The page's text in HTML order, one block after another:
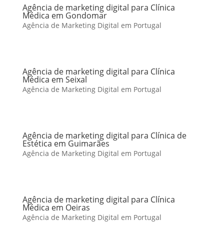
Agência de marketing digital para Clínica
Médica em Gondomar
Agência de Marketing Digital em Portugal
Agência de marketing digital para Clínica
Médica em Seixal
Agência de Marketing Digital em Portugal
Agência de marketing digital para Clínica de
Estética em Guimarães
Agência de Marketing Digital em Portugal
Agência de marketing digital para Clínica
Médica em Oeiras
Agência de Marketing Digital em Portugal